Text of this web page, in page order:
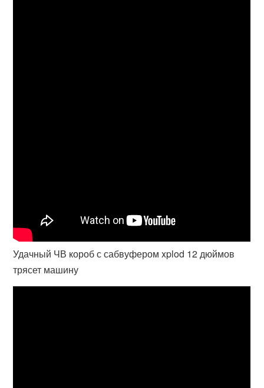
Удачный ЧВ короб с сабвуфером xplod 12 дюймов
трясет машину